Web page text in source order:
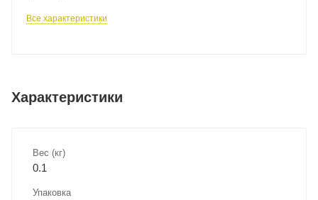
Все характеристики
Характеристики
Вес (кг)
0.1
Упаковка